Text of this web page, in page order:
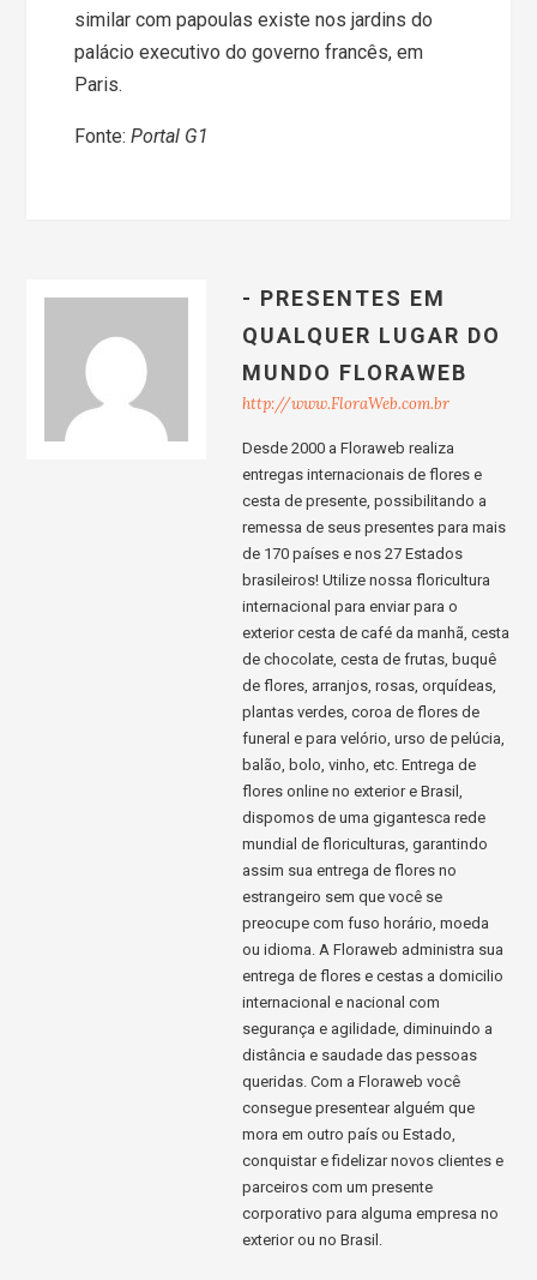
similar com papoulas existe nos jardins do
palácio executivo do governo francês, em
Paris.
Fonte:Portal G1
- PRESENTES EM
QUALQUER LUGAR DO
MUNDO FLORAWEB
http://www.FloraWeb.com.br
Desde 2000 a Floraweb realiza
entregas internacionais de flores e
cesta de presente, possibilitando a
remessa de seus presentes para mais
de 170 países e nos 27 Estados
brasileiros! Utilize nossa floricultura
internacional para enviar para o
exterior cesta de café da manhã, cesta
de chocolate, cesta de frutas, buquê
de flores, arranjos, rosas, orquídeas,
plantas verdes, coroa de flores de
funeral e para velório, urso de pelúcia,
balão, bolo, vinho, etc. Entrega de
flores online no exterior e Brasil,
dispomos de uma gigantesca rede
mundial de floriculturas, garantindo
assim sua entrega de flores no
estrangeiro sem que você se
preocupe com fuso horário, moeda
ou idioma. A Floraweb administra sua
entrega de flores e cestas a domicilio
internacional e nacional com
segurança e agilidade, diminuindo a
distância e saudade das pessoas
queridas. Com a Floraweb você
consegue presentear alguém que
mora em outro país ou Estado,
conquistar e fidelizar novos clientes e
parceiros com um presente
corporativo para alguma empresa no
exterior ou no Brasil.